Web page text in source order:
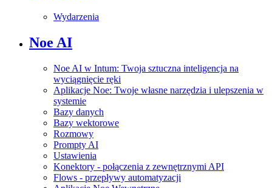
Wydarzenia
Noe AI
Noe AI w Intum: Twoja sztuczna inteligencja na
wyciągnięcie ręki
Aplikacje Noe: Twoje własne narzędzia i ulepszenia w
systemie
Bazy danych
Bazy wektorowe
Rozmowy
Prompty AI
Ustawienia
Konektory - połączenia z zewnętrznymi API
Flows - przepływy automatyzacji